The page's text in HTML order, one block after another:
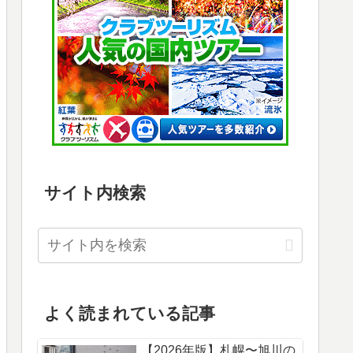
サイト内検索
よく読まれている記事